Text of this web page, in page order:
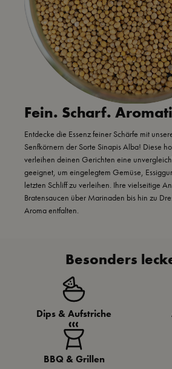
Fein. Scharf.
Entdecke die Essenz feiner Schärfe mit
Senfkörnern der Sorte Sinapis Alba! Diese
verleihen deinen Gerichten eine
geeignet, um eingelegtem Gemüse,
letzten Schliff zu verleihen. Ihre vielseitige
Bratensaucen über Marinaden bis hin zu
Aroma entfalten.
Besonders
Dips & Aufstriche
BBQ & Grillen